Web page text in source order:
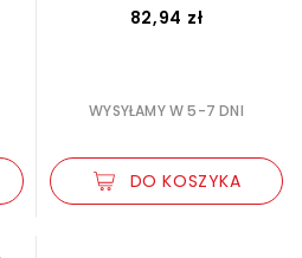
82,94 zł
WYSYŁAMY W 5-7 DNI
DO KOSZYKA